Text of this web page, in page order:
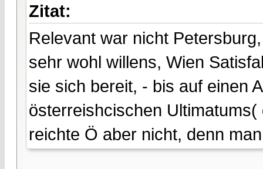
Zitat:
Relevant war nicht
sehr wohl willens, Wien
sie sich bereit, - bis auf einen
österreishcischen
reichte Ö aber nicht, denn